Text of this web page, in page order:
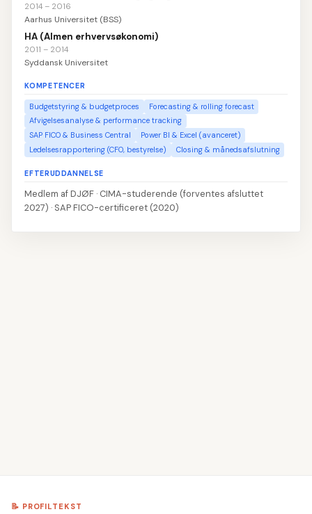
2014 – 2016
Aarhus Universitet (BSS)
HA (Almen erhvervsøkonomi)
2011 – 2014
Syddansk Universitet
KOMPETENCER
Budgetstyring & budgetproces
Forecasting & rolling forecast
Afvigelsesanalyse & performance tracking
SAP FICO & Business Central
Power BI & Excel (avanceret)
Ledelsesrapportering (CFO, bestyrelse)
Closing & månedsafslutning
EFTERUDDANNELSE
Medlem af DJØF · CIMA-studerende (forventes afsluttet
2027) · SAP FICO-certificeret (2020)
📝 PROFILTEKST